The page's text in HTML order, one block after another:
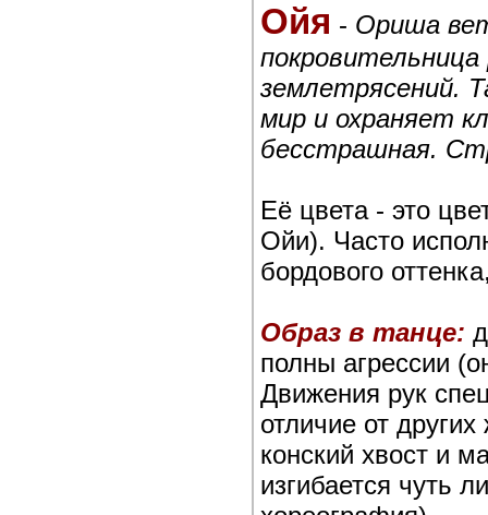
Ойя - Ориша
землетрясений.
мир и охраняет
бесстрашная.
Её цвета - это
Ойи). Часто
бордового
Образ в танце:
полны агрессии
Движения рук
отличие от
конский хвост и
изгибается чуть